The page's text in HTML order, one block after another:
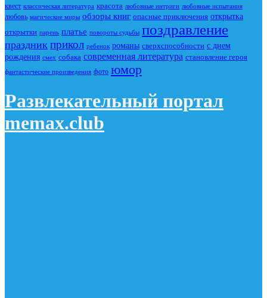
квест классическая литература красота любовные интриги любовные испытания
любовь магические миры обзоры книг опасные приключения открытка
открытки парень платье повороты судьбы поздравление
праздник прикол ребенок романы сверхспособности с днем
рождения смех собака современная литература становление героя
фантастические произведения фото юмор
Развлекательный портал
memax.club